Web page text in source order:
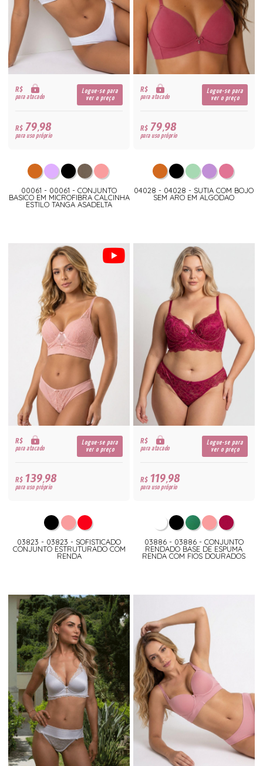
R$
para atacado
Logue-se para
ver o preço
R$79,98
para uso próprio
00061 - 00061 - CONJUNTO
BASICO EM MICROFIBRA CALCINHA
ESTILO TANGA ASADELTA
R$
para atacado
Logue-se para
ver o preço
R$79,98
para uso próprio
04028 - 04028 - SUTIA COM BOJO
SEM ARO EM ALGODAO
R$
para atacado
Logue-se para
ver o preço
R$139,98
para uso próprio
03823 - 03823 - SOFISTICADO
CONJUNTO ESTRUTURADO COM
RENDA
R$
para atacado
Logue-se para
ver o preço
R$119,98
para uso próprio
03886 - 03886 - CONJUNTO
RENDADO BASE DE ESPUMA
RENDA COM FIOS DOURADOS